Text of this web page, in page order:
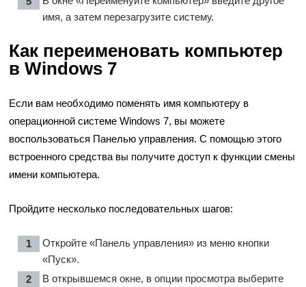
имя, а затем перезагрузите систему.
Как переименовать компьютер
в Windows 7
Если вам необходимо поменять имя компьютеру в
операционной системе Windows 7, вы можете
воспользоваться Панелью управления. С помощью этого
встроенного средства вы получите доступ к функции смены
имени компьютера.
Пройдите несколько последовательных шагов:
Откройте «Панель управления» из меню кнопки
«Пуск».
В открывшемся окне, в опции просмотра выберите